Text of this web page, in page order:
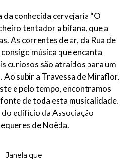
da conhecida cervejaria “O
tentador a bifana, que a
As correntes de ar, da Rua de
música que encanta
curiosos são atraídos para um
Ao subir a Travessa de Miraflor,
e pelo tempo, encontramos
de toda esta musicalidade.
edifício da Associação
de Noêda.
Janela que